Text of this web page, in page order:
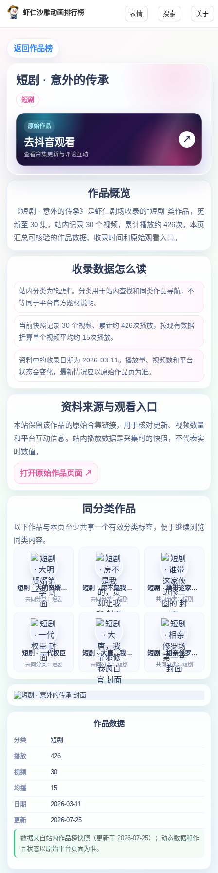
虾仁沙雕动画排行榜 表情 搜索 关于
返回作品榜
短剧 · 意外的传承
短剧
原始作品
去抖音观看
查看合集更新与评论互动
↗
作品概览
《短剧 · 意外的传承》是虾仁剧场收录的“短剧”类作品，更
新至 30 集，站内记录 30 个视频，累计播放约 426次。本页
汇总可核验的作品数据、收录时间和原始观看入口。
收录数据怎么读
站内分类为“短剧”。分类用于站内查找和同类作品导航，不
等同于平台官方题材说明。
当前快照记录 30 个视频、累计约 426次播放，按现有数据
折算单个视频平均约 15次播放。
资料中的收录日期为 2026-03-11。播放量、视频数和平台
状态会变化，最新情况应以原始作品页为准。
资料来源与观看入口
本站保留该作品的原始合集链接，用于核对更新、视频数量
和平台互动信息。站内播放数据是采集时的快照，不代表实
时数值。
打开原始作品页面 ↗
同分类作品
以下作品与本页至少共享一个有效分类标签，便于继续浏览
同类内容。
短剧 · 大明贤婿第一季
共同分类：短剧
短剧 · 房不是我的，贷却让我背
共同分类：短剧
短剧 · 谁带这家伙进修士圈的
共同分类：短剧
短剧 · 一代权臣
共同分类：短剧
短剧 · 大唐，我靠邪修卷疯百官
共同分类：短剧
短剧 · 相亲修罗场第一季
共同分类：短剧
作品数据
分类 短剧
播放 426
视频 30
均播 15
日期 2026-03-11
更新 2026-07-25
数据来自站内作品榜快照（更新于 2026-07-25）；动态数据和作
品状态以原始平台页面为准。